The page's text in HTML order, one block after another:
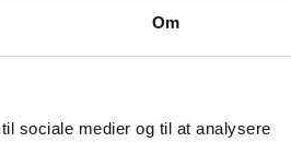
Om
sociale medier og til at analysere